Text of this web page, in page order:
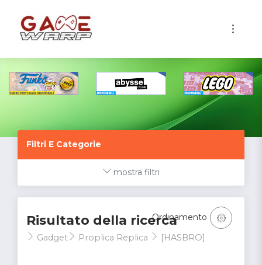
Filtri E Categorie
mostra filtri
Risultato della ricerca
Gadget Proplica Replica [HASBRO]
Ordinamento